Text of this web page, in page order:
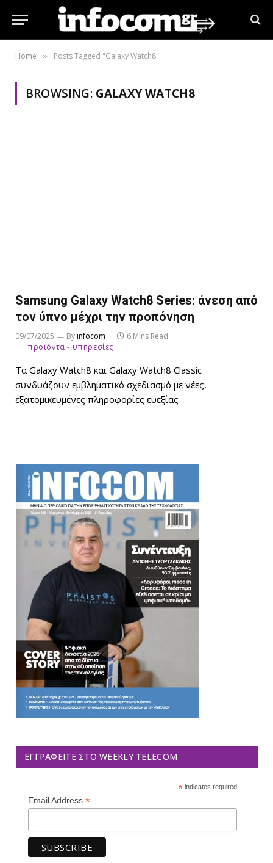
Home » Posts Tagged "Galaxy Watch8"
BROWSING: GALAXY WATCH8
Samsung Galaxy Watch8 Series: άνεση από
τον ύπνο μέχρι την προπόνηση
09/07/2025 Byinfocom
6 Mins Read
προϊόντα - υπηρεσίες
Τα Galaxy Watch8 και Galaxy Watch8 Classic
συνδυάζουν εμβληματικό σχεδιασμό με νέες,
εξατομικευμένες πληροφορίες ευεξίας
ΕΓΓΡΑΦΕΊΤΕ ΣΤΟ WEEKLY TELECOM
*indicates required
Email Address *